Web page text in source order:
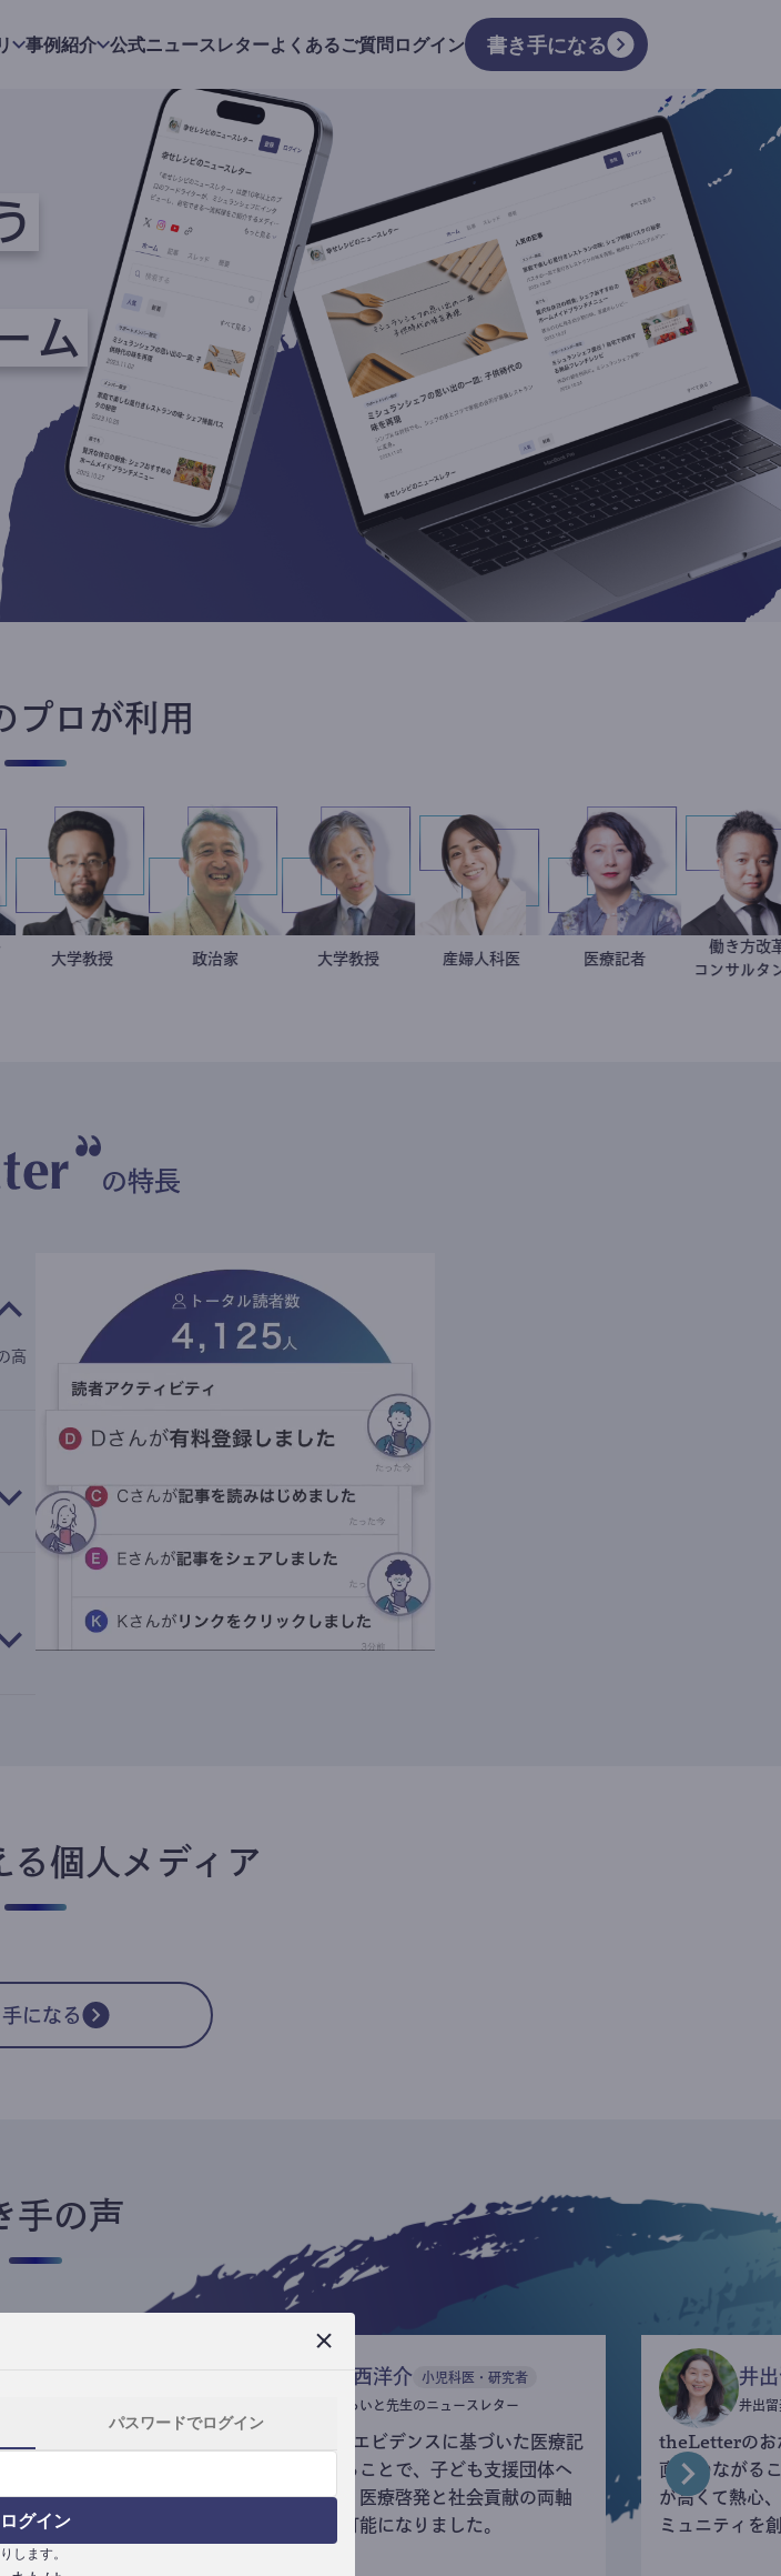
パスワードでログイン
ログイン
します。
事例紹介 公式ニュースレターよくあるご質問ログイン 書き手になる
ム
プロが利用
エイト
ナリスト
加藤忠史
大学教授 稲葉可奈子
産婦人科医 岩永直子
医療記者
コ
の特長
高
個人メディア
になる
手の声
所です。
今西洋介 小児科医・研究者
ふらいと先生のニュースレター
theLetterでエビデンスに基づいた医療記
事を執筆することで、子ども支援団体へ
の寄付など、医療啓発と社会貢献の両軸
での活動が可能になりました。
井
井出
theLetterのお
直接つながる
が高くて熱心
ミュニティを